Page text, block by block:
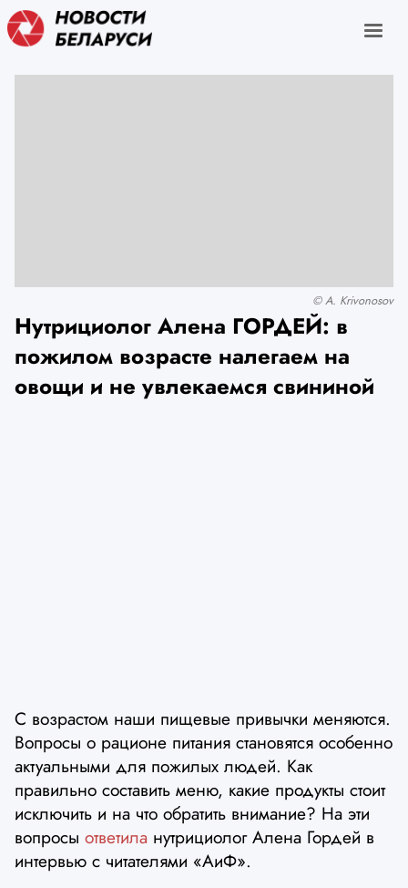
© A. Krivonosov
Нутрициолог Алена ГОРДЕЙ: в
пожилом возрасте налегаем на
овощи и не увлекаемся свининой
С возрастом наши пищевые привычки меняются.
Вопросы о рационе питания становятся особенно
актуальными для пожилых людей. Как
правильно составить меню, какие продукты стоит
исключить и на что обратить внимание? На эти
вопросы ответила нутрициолог Алена Гордей в
интервью с читателями «АиФ».